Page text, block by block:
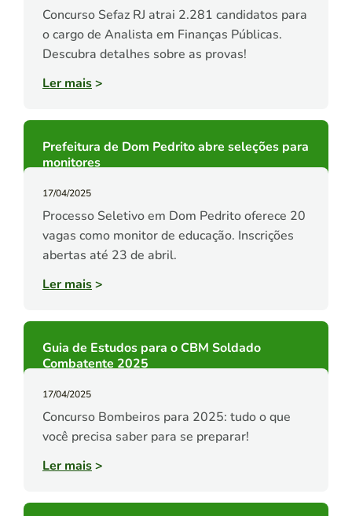
Concurso Sefaz RJ atrai 2.281 candidatos para
o cargo de Analista em Finanças Públicas.
Descubra detalhes sobre as provas!
Ler mais>
Prefeitura de Dom Pedrito abre seleções para
monitores
17/04/2025
Processo Seletivo em Dom Pedrito oferece 20
vagas como monitor de educação. Inscrições
abertas até 23 de abril.
Ler mais>
Guia de Estudos para o CBM Soldado
Combatente 2025
17/04/2025
Concurso Bombeiros para 2025: tudo o que
você precisa saber para se preparar!
Ler mais>